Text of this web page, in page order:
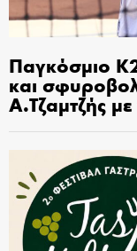
Παγκόσμιο
και
Α.Τζαμτζής